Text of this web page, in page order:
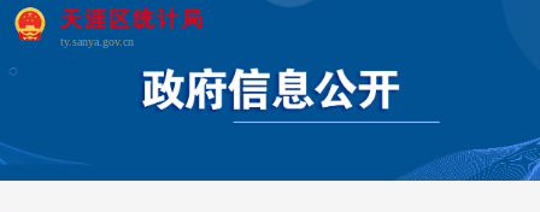
天涯区统计局
ty.sanya.gov.cn